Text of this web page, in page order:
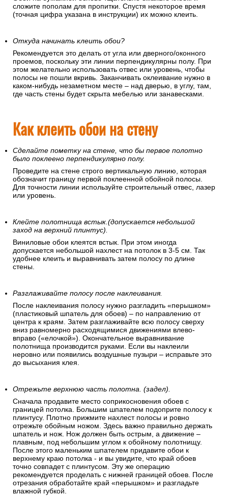
сложите пополам для пропитки. Спустя некоторое время
(точная цифра указана в инструкции) их можно клеить.
Откуда начинать клеить обои?
Рекомендуется это делать от угла или дверного/оконного
проемов, поскольку эти линии перпендикулярны полу. При
этом желательно использовать отвес или уровень, чтобы
полосы не пошли вкривь. Заканчивать оклеивание нужно в
каком-нибудь незаметном месте – над дверью, в углу, там,
где часть стены будет скрыта мебелью или занавесками.
Как клеить обои на стену
Сделайте пометку на стене, что бы первое полотно
было поклеено перпендикулярно полу.
Проведите на стене строго вертикальную линию, которая
обозначит границу первой поклеенной обойной полосы.
Для точности линии используйте строительный отвес, лазер
или уровень.
Клейте полотнища встык.(допускается небольшой
заход на верхний плинтус).
Виниловые обои клеятся встык. При этом иногда
допускается небольшой нахлест на потолок в 3-5 см. Так
удобнее клеить и выравнивать затем полосу по длине
стены.
Разглаживайте полосу после наклеивания.
После наклеивания полосу нужно разгладить «перышком»
(пластиковый шпатель для обоев) – по направлению от
центра к краям. Затем разглаживайте всю полосу сверху
вниз равномерно расходящимися движениями влево-
вправо («елочкой»). Окончательное выравнивание
полотнища производится руками. Если вы наклеили
неровно или появились воздушные пузыри – исправьте это
до высыхания клея.
Отрежьте верхнюю часть полотна. (задел).
Сначала продавите место соприкосновения обоев с
границей потолка. Большим шпателем подоприте полосу к
плинтусу. Плотно прижмите нахлест полосы и ровно
отрежьте обойным ножом. Здесь важно правильно держать
шпатель и нож. Нож должен быть острым, а движение –
плавным, под небольшим углом к обойному полотнищу.
После этого маленьким шпателем придавите обои к
верхнему краю потолка - и вы увидите, что край обоев
точно совпадет с плинтусом. Эту же операцию
рекомендуется проделать с нижней границей обоев. После
отрезания обработайте край «перышком» и разгладьте
влажной губкой.